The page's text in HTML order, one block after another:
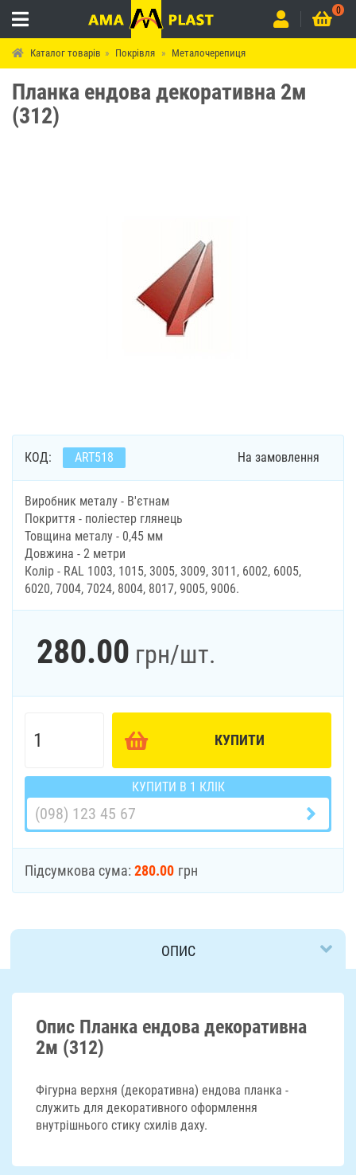
0
Каталог товарів Покрівля Металочерепиця
Планка ендова декоративна 2м
(312)
КОД: ART518 На замовлення
Виробник металу - В'єтнам
Покриття - поліестер глянець
Товщина металу - 0,45 мм
Довжина - 2 метри
Колір - RAL 1003, 1015, 3005, 3009, 3011, 6002, 6005,
6020, 7004, 7024, 8004, 8017, 9005, 9006.
280.00 грн/шт.
КУПИТИ
КУПИТИ В 1 КЛІК
Підсумкова сума: 280.00 грн
ОПИС
ДОСТАВКА
Опис Планка ендова декоративна
2м (312)
Фігурна верхня (декоративна) ендова планка -
служить для декоративного оформлення
внутрішнього стику схилів даху.